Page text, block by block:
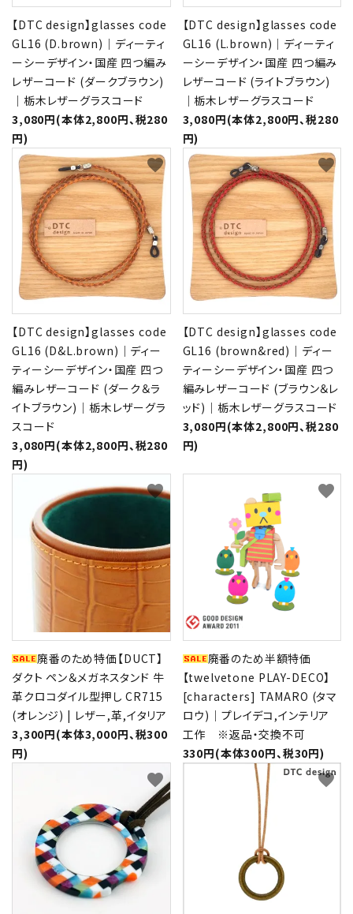
【DTC design】glasses code
GL16 (D.brown)｜ディーティ
ーシーデザイン・国産 四つ編み
レザーコード (ダークブラウン)
｜栃木レザーグラスコード
3,080円(本体2,800円、税280
円)
【DTC design】glasses code
GL16 (L.brown)｜ディーティ
ーシーデザイン・国産 四つ編み
レザーコード (ライトブラウン)
｜栃木レザーグラスコード
3,080円(本体2,800円、税280
円)
【DTC design】glasses code
GL16 (D&L.brown)｜ディー
ティーシーデザイン・国産 四つ
編みレザーコード (ダーク＆ラ
イトブラウン)｜栃木レザーグラ
スコード
3,080円(本体2,800円、税280
円)
favorite
【DTC design】glasses code
GL16 (brown&red)｜ディー
ティーシーデザイン・国産 四つ
編みレザーコード (ブラウン＆レ
ッド)｜栃木レザーグラスコード
3,080円(本体2,800円、税280
円)
favorite
廃番のため特価【DUCT】
ダクト ペン＆メガネスタンド 牛
革クロコダイル型押し CR715
(オレンジ) | レザー,革,イタリア
3,300円(本体3,000円、税300
円)
favorite
廃番のため半額特価
【twelvetone PLAY-DECO】
[characters] TAMARO (タマ
ロウ)｜プレイデコ,インテリア
工作 ※返品・交換不可
330円(本体300円、税30円)
favorite
favorite favorite